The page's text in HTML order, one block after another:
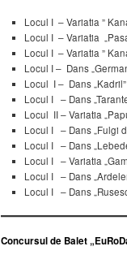
Locul I – Variatia ”
Locul I – Variatia
Locul I – Variatia ”
Locul I – Dans
Locul I – Dans
Locul I – Dans
Locul II – Variatia
Locul I – Dans „Fulgi
Locul I – Dans
Locul I – Variatia
Locul I – Dans
Locul I – Dans
Concursul de Balet